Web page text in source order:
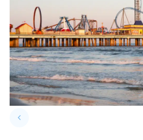
keyboard_arrow_leftPrevious slide